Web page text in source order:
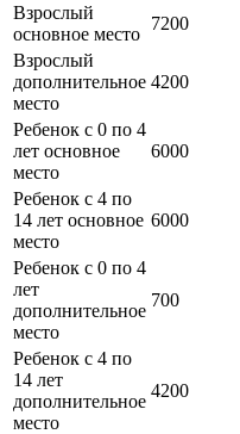
Взрослый
основное место
7200
Взрослый
дополнительное
место
4200
Ребенок с 0 по 4
лет основное
место
6000
Ребенок с 4 по
14 лет основное
место
6000
Ребенок с 0 по 4
лет
дополнительное
место
700
Ребенок с 4 по
14 лет
дополнительное
место
4200